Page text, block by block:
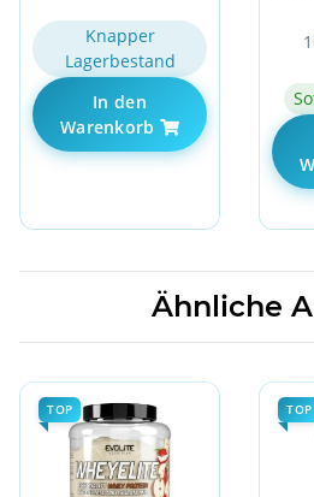
Knapper
Lagerbestand
In den
Warenkorb
Ähnliche
TOP TOP